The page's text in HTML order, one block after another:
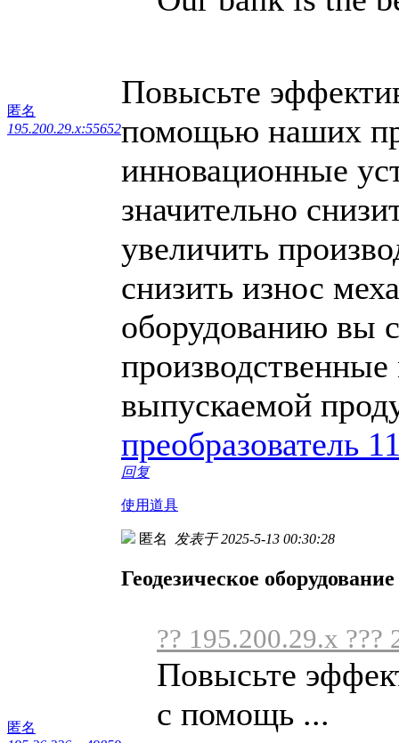
匿名
195.200.29.x:55652
Повысьте
помощью наших
инновационные
значительно
увеличить
снизить износ
оборудованию вы
выпускаемой
преобразователь
回复
使用道具
匿名
匿名 发表于 2025-5-13 00:30:28
Геодезическое оборудование
?? 195.200.29.x ???
Повысьте
с помощь ...